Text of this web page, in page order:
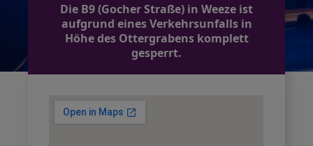
Die B9 (Gocher Straße) in Weeze ist
aufgrund eines Verkehrsunfalls in
Höhe des Ottergrabens komplett
gesperrt.